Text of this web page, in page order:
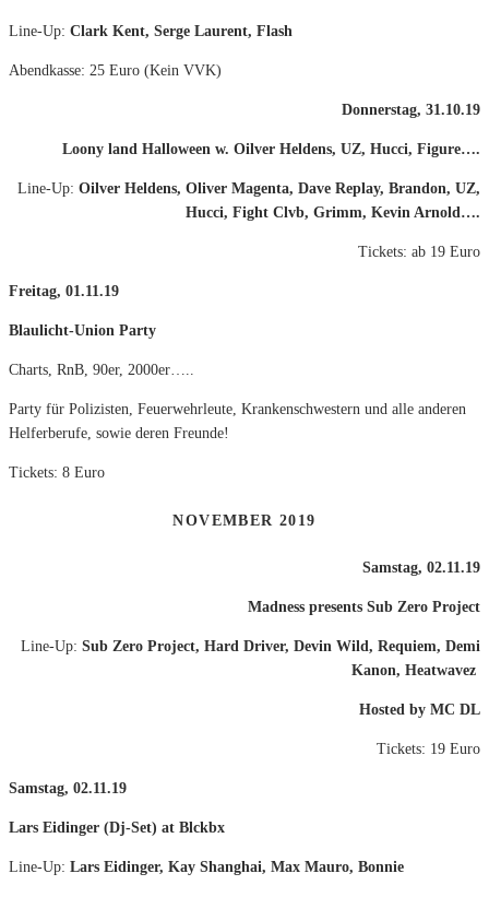
Line-Up: Clark Kent, Serge Laurent, Flash
Abendkasse: 25 Euro (Kein VVK)
Donnerstag, 31.10.19
Loony land Halloween w. Oilver Heldens, UZ, Hucci, Figure….
Line-Up: Oilver Heldens, Oliver Magenta, Dave Replay, Brandon, UZ,
Hucci, Fight Clvb, Grimm, Kevin Arnold….
Tickets: ab 19 Euro
Freitag, 01.11.19
Blaulicht-Union Party
Charts, RnB, 90er, 2000er…..
Party für Polizisten, Feuerwehrleute, Krankenschwestern und alle anderen
Helferberufe, sowie deren Freunde!
Tickets: 8 Euro
NOVEMBER 2019
Samstag, 02.11.19
Madness presents Sub Zero Project
Line-Up: Sub Zero Project, Hard Driver, Devin Wild, Requiem, Demi
Kanon, Heatwavez
Hosted by MC DL
Tickets: 19 Euro
Samstag, 02.11.19
Lars Eidinger (Dj-Set) at Blckbx
Line-Up: Lars Eidinger, Kay Shanghai, Max Mauro, Bonnie